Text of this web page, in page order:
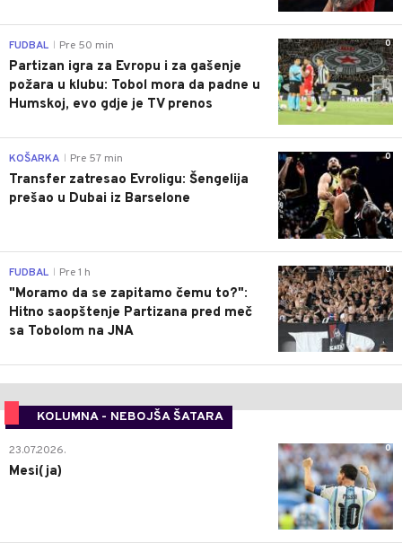
0
FUDBAL Pre 50 min
Partizan igra za Evropu i za gašenje
požara u klubu: Tobol mora da padne u
Humskoj, evo gdje je TV prenos
0
KOŠARKA Pre 57 min
Transfer zatresao Evroligu: Šengelija
prešao u Dubai iz Barselone
0
FUDBAL Pre 1 h
"Moramo da se zapitamo čemu to?":
Hitno saopštenje Partizana pred meč
sa Tobolom na JNA
KOLUMNA - NEBOJŠA ŠATARA
0
23.07.2026.
Mesi(ja)